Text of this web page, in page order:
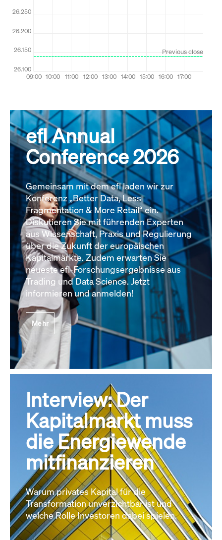
efl Annual
Conference 2026
Gemeinsam mit dem efl laden wir zur
Konferenz „Better Data, Less
Fragmentation & More Retail“ ein.
Diskutieren Sie mit führenden Experten
aus Wissenschaft, Praxis und Regulierung
über die Zukunft der europäischen
Kapitalmärkte. Zudem erwarten Sie
neueste efl-Forschungsergebnisse aus
Trading und Data Science. Jetzt
informieren und anmelden!
Mehr
Interview: Der
Kapitalmarkt muss
die Energiewende
mitfinanzieren
Warum privates Kapital für die
Transformation unverzichtbar ist und
welche Rolle Investoren dabei spielen.